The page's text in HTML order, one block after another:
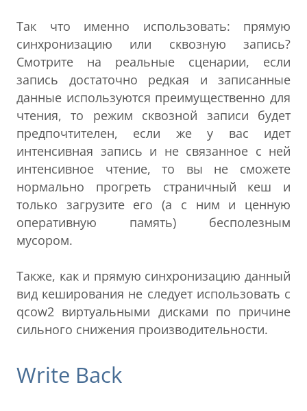
Так что именно использовать: прямую
синхронизацию или сквозную запись?
Смотрите на реальные сценарии, если
запись достаточно редкая и записанные
данные используются преимущественно для
чтения, то режим сквозной записи будет
предпочтителен, если же у вас идет
интенсивная запись и не связанное с ней
интенсивное чтение, то вы не сможете
нормально прогреть страничный кеш и
только загрузите его (а с ним и ценную
оперативную память) бесполезным
мусором.
Также, как и прямую синхронизацию данный
вид кеширования не следует использовать с
qcow2 виртуальными дисками по причине
сильного снижения производительности.
Write Back